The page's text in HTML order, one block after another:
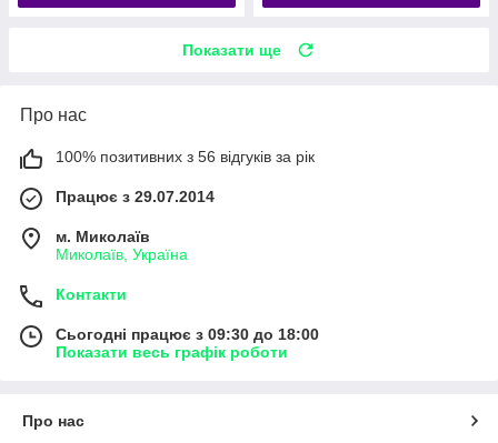
Показати ще
Про нас
100% позитивних з 56 відгуків за рік
Працює з 29.07.2014
м. Миколаїв
Миколаїв, Україна
Контакти
Сьогодні працює з 09:30 до 18:00
Показати весь графік роботи
Про нас